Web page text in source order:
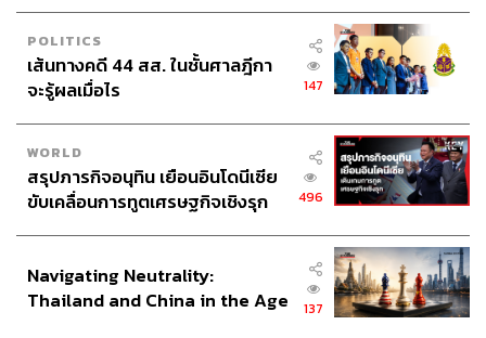
ดร.จิติพล พฤกษาเมธานันท์
Head of Global Investment Strategy,
Finansia Syrus Securities PCL
POLITICS
เส้นทางคดี 44 สส. ในชั้นศาลฎีกา
จะรู้ผลเมื่อไร
147
WORLD
สรุปภารกิจอนุทิน เยือนอินโดนีเซีย
ขับเคลื่อนการทูตเศรษฐกิจเชิงรุก
496
Navigating Neutrality:
Thailand and China in the Age
137